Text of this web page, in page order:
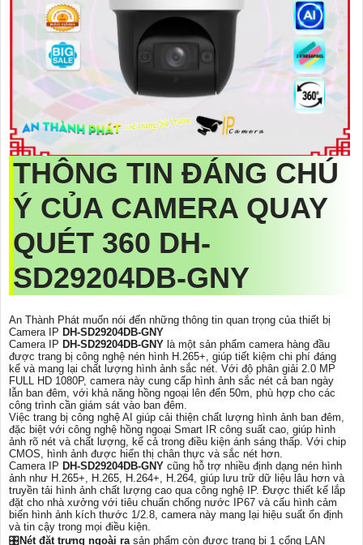
THÔNG TIN ĐÁNG CHÚ
Ý CỦA CAMERA QUAY
QUÉT 360 DH-
SD29204DB-GNY
An Thành Phát muốn nói đến những thông tin quan trọng của thiết bị
Camera IP DH-SD29204DB-GNY
Camera IP DH-SD29204DB-GNY là một sản phẩm camera hàng đầu
được trang bị công nghệ nén hình H.265+, giúp tiết kiệm chi phí đáng
kể và mang lại chất lượng hình ảnh sắc nét. Với độ phân giải 2.0 MP
FULL HD 1080P, camera này cung cấp hình ảnh sắc nét cả ban ngày
lẫn ban đêm, với khả năng hồng ngoại lên đến 50m, phù hợp cho các
công trình cần giám sát vào ban đêm.
Việc trang bị công nghệ AI giúp cải thiện chất lượng hình ảnh ban đêm,
đặc biệt với công nghệ hồng ngoại Smart IR công suất cao, giúp hình
ảnh rõ nét và chất lượng, kể cả trong điều kiện ánh sáng thấp. Với chip
CMOS, hình ảnh được hiển thị chân thực và sắc nét hơn.
Camera IP DH-SD29204DB-GNY cũng hỗ trợ nhiều định dạng nén hình
ảnh như H.265+, H.265, H.264+, H.264, giúp lưu trữ dữ liệu lâu hơn và
truyền tải hình ảnh chất lượng cao qua công nghệ IP. Được thiết kế lắp
đặt cho nhà xưởng với tiêu chuẩn chống nước IP67 và cấu hình cảm
biến hình ảnh kích thước 1/2.8, camera này mang lại hiệu suất ổn định
và tin cậy trong mọi điều kiện.
🎛 Nét đặt trưng ngoài ra sản phẩm còn được trang bị 1 cổng LAN